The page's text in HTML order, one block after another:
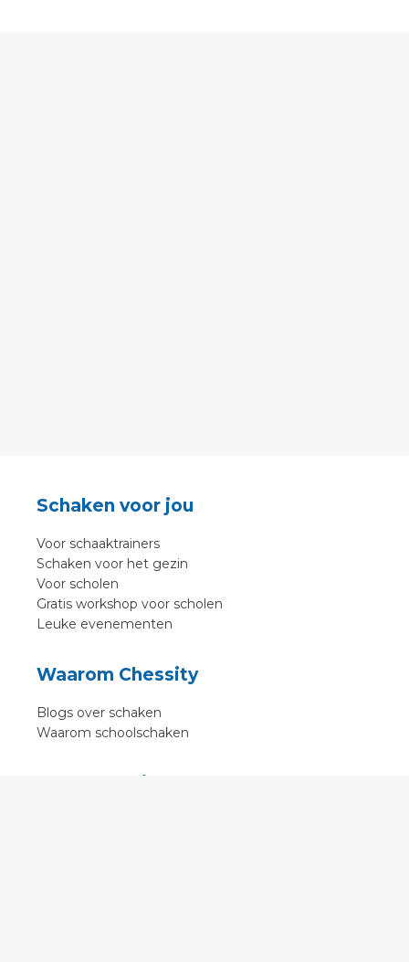
Schaken voor jou
Voor schaaktrainers
Schaken voor het gezin
Voor scholen
Gratis workshop voor scholen
Leuke evenementen
Waarom Chessity
Blogs over schaken
Waarom schoolschaken